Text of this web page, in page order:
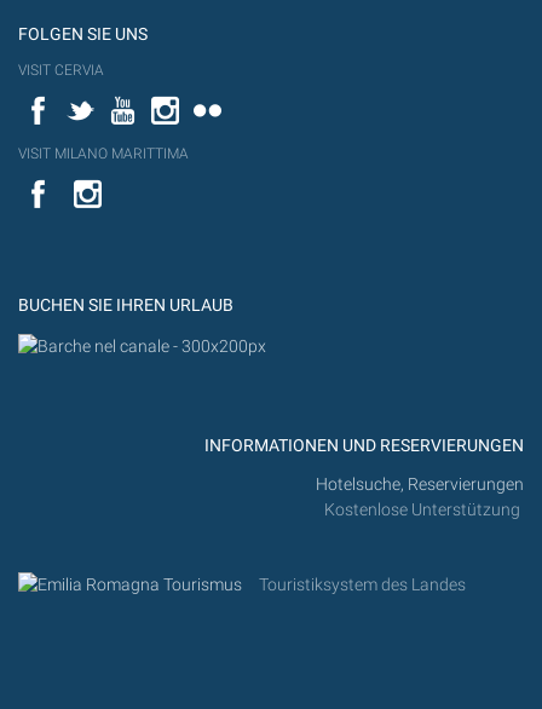
FOLGEN SIE UNS
VISIT CERVIA
FacebookTwitterYouTubeInstagram
VISIT MILANO MARITTIMA
YouTube
BUCHEN SIE IHREN URLAUB
INFORMATIONEN UND RESERVIERUNGEN
Hotelsuche, Reservierungen
Kostenlose Unterstützung
Touristiksystem des Landes